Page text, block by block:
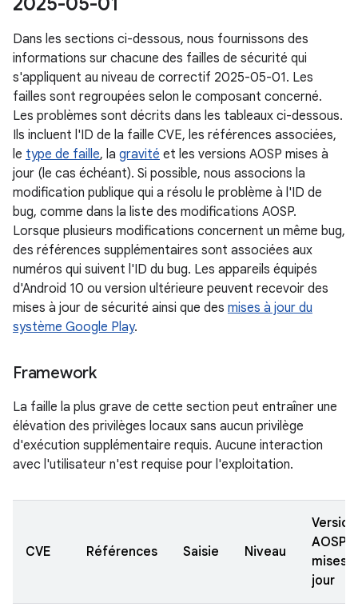
Dans les sections ci-dessous, nous fournissons des
informations sur chacune des failles de sécurité qui
s'appliquent au niveau de correctif 2025-05-01. Les
failles sont regroupées selon le composant concerné.
Les problèmes sont décrits dans les tableaux ci-dessous.
Ils incluent l'ID de la faille CVE, les références associées,
le type de faille, la gravité et les versions AOSP mises à
jour (le cas échéant). Si possible, nous associons la
modification publique qui a résolu le problème à l'ID de
bug, comme dans la liste des modifications AOSP.
Lorsque plusieurs modifications concernent un même bug,
des références supplémentaires sont associées aux
numéros qui suivent l'ID du bug. Les appareils équipés
d'Android 10 ou version ultérieure peuvent recevoir des
mises à jour de sécurité ainsi que des mises à jour du
système Google Play.
Framework
La faille la plus grave de cette section peut entraîner une
élévation des privilèges locaux sans aucun privilège
d'exécution supplémentaire requis. Aucune interaction
avec l'utilisateur n'est requise pour l'exploitation.
CVE Références Saisie Niveau
AOSP
mises à
jour